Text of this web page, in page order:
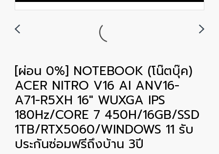
[ผ่อน 0%] NOTEBOOK (โน๊ตบุ๊ค)
ACER NITRO V16 AI ANV16-
A71-R5XH 16" WUXGA IPS
180Hz/CORE 7 450H/16GB/SSD
1TB/RTX5060/WINDOWS 11 รับ
ประกันซ่อมฟรีถึงบ้าน 3ปี